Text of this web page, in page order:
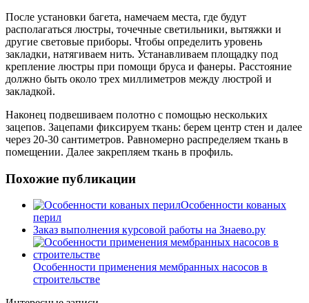
После установки багета, намечаем места, где будут
располагаться люстры, точечные светильники, вытяжки и
другие световые приборы. Чтобы определить уровень
закладки, натягиваем нить. Устанавливаем площадку под
крепление люстры при помощи бруса и фанеры. Расстояние
должно быть около трех миллиметров между люстрой и
закладкой.
Наконец подвешиваем полотно с помощью нескольких
зацепов. Зацепами фиксируем ткань: берем центр стен и далее
через 20-30 сантиметров. Равномерно распределяем ткань в
помещении. Далее закрепляем ткань в профиль.
Похожие публикации
Особенности кованых
перил
Заказ выполнения курсовой работы на Знаево.ру
Особенности применения мембранных насосов в
строительстве